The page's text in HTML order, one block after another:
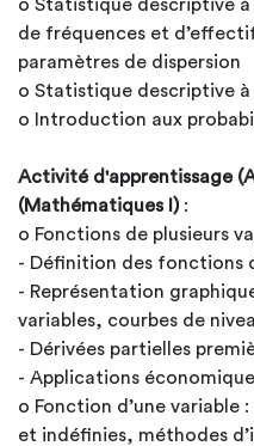
o Statistique descriptive à une dimension : distributions
de fréquences et
paramètres de dispersion
o Statistique descriptive
o Introduction aux
Activité d'apprentissage
(Mathématiques I):
o Fonctions de plusieurs
- Définition des fonctions
- Représentation
variables, courbes de
- Dérivées partielles
- Applications
o Fonction d’une variable : primitives, intégrales définies
et indéfinies, méthodes